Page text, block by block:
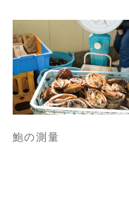
鮑の測量